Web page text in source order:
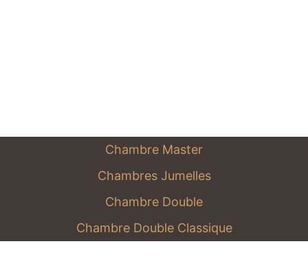
Chambre Master
Chambres Jumelles
Chambre Double
Chambre Double Classique